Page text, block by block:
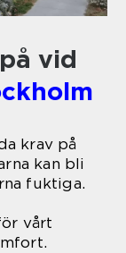
vid
krav på
kan bli
fuktiga.
vårt